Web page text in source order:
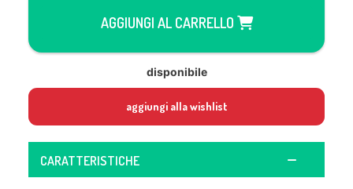
AGGIUNGI AL CARRELLO
disponibile
aggiungi alla wishlist
CARATTERISTICHE